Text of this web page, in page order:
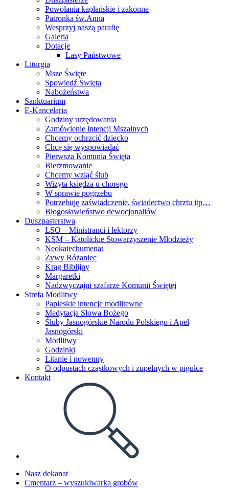
Powołania kapłańskie i zakonne
Patronka św.Anna
Wesprzyj naszą parafię
Galeria
Dotacje
Lasy Państwowe
Liturgia
Msze Święte
Spowiedź Święta
Nabożeństwa
Sanktuarium
E-Kancelaria
Godziny urzędowania
Zamówienie intencji Mszalnych
Chcemy ochrzcić dziecko
Chcę się wyspowiadać
Pierwsza Komunia Święta
Bierzmowanie
Chcemy wziąć ślub
Wizyta księdza u chorego
W sprawie pogrzebu
Potrzebuję zaświadczenie, świadectwo chrztu itp…
Błogosławieństwo dewocjonaliów
Duszpasterstwa
LSO – Ministranci i lektorzy
KSM – Katolickie Stowarzyszenie Młodzieży
Neokatechumenat
Żywy Różaniec
Krąg Biblijny
Margaretki
Nadzwyczajni szafarze Komunii Świętej
Strefa Modlitwy
Papieskie intencje modlitewne
Medytacja Słowa Bożego
Śluby Jasnogórskie Narodu Polskiego i Apel
Jasnogórski
Modlitwy
Godzinki
Litanie i nowenny
O odpustach cząstkowych i zupełnych w pigułce
Kontakt
Nasz dekanat
Cmentarz – wyszukiwarka grobów